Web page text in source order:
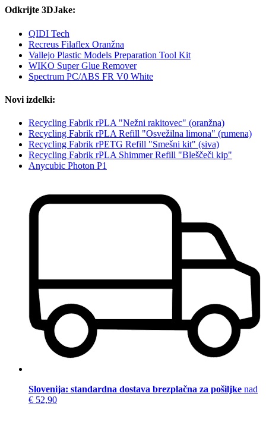
Odkrijte 3DJake:
QIDI Tech
Recreus Filaflex Oranžna
Vallejo Plastic Models Preparation Tool Kit
WIKO Super Glue Remover
Spectrum PC/ABS FR V0 White
Novi izdelki:
Recycling Fabrik rPLA "Nežni rakitovec" (oranžna)
Recycling Fabrik rPLA Refill "Osvežilna limona" (rumena)
Recycling Fabrik rPETG Refill "Smešni kit" (siva)
Recycling Fabrik rPLA Shimmer Refill "Bleščeči kip"
Anycubic Photon P1
Slovenija: standardna dostava brezplačna za pošiljke nad
€ 52,90